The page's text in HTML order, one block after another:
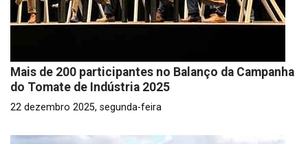
Mais de 200 participantes no Balanço da Campanha
do Tomate de Indústria 2025
22 dezembro 2025, segunda-feira